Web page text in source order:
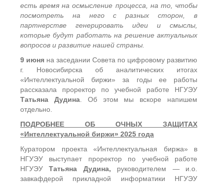
есть время на осмысление процесса, на то, чтобы
посмотреть на него с разных сторон, в
партнерстве генерировать идеи и смыслы,
которые будут работать на решение актуальных
вопросов и развитие нашей страны.
9 июня на заседании Совета по цифровому развитию
г. Новосибирска об аналитических итогах
«Интеллектуальной биржи» за годы ее работы
рассказала проректор по учебной работе НГУЭУ
Татьяна Дудина. Об этом мы вскоре напишем
отдельно.
ПОДРОБНЕЕ ОБ ОЧНЫХ ЗАЩИТАХ
«Интеллектуальной биржи» 2025 года
Куратором проекта «Интеллектуальная биржа» в
НГУЭУ выступает проректор по учебной работе
НГУЭУТатьяна Дудина, руководителем — и.о.
завкафдерой прикладной информатики НГУЭУ